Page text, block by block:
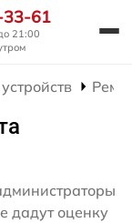
33-61
21:00
дадут оценку